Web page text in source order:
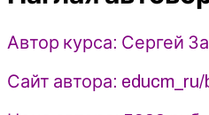
Загородников
(2023)
Автор курса: Сергей
Сайт автора: